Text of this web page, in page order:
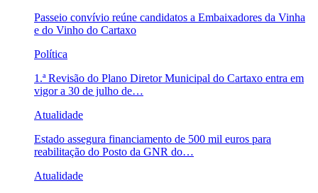
Passeio convívio reúne candidatos a Embaixadores da Vinha
e do Vinho do Cartaxo
Política
1.ª Revisão do Plano Diretor Municipal do Cartaxo entra em
vigor a 30 de julho de…
Atualidade
Estado assegura financiamento de 500 mil euros para
reabilitação do Posto da GNR do…
Atualidade